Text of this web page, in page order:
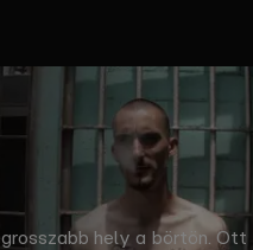
hely a börtön. Ott